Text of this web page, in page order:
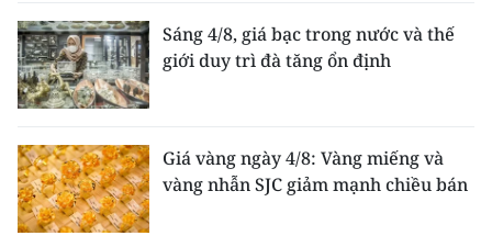
Sáng 4/8, giá bạc trong nước và thế
giới duy trì đà tăng ổn định
Giá vàng ngày 4/8: Vàng miếng và
vàng nhẫn SJC giảm mạnh chiều bán